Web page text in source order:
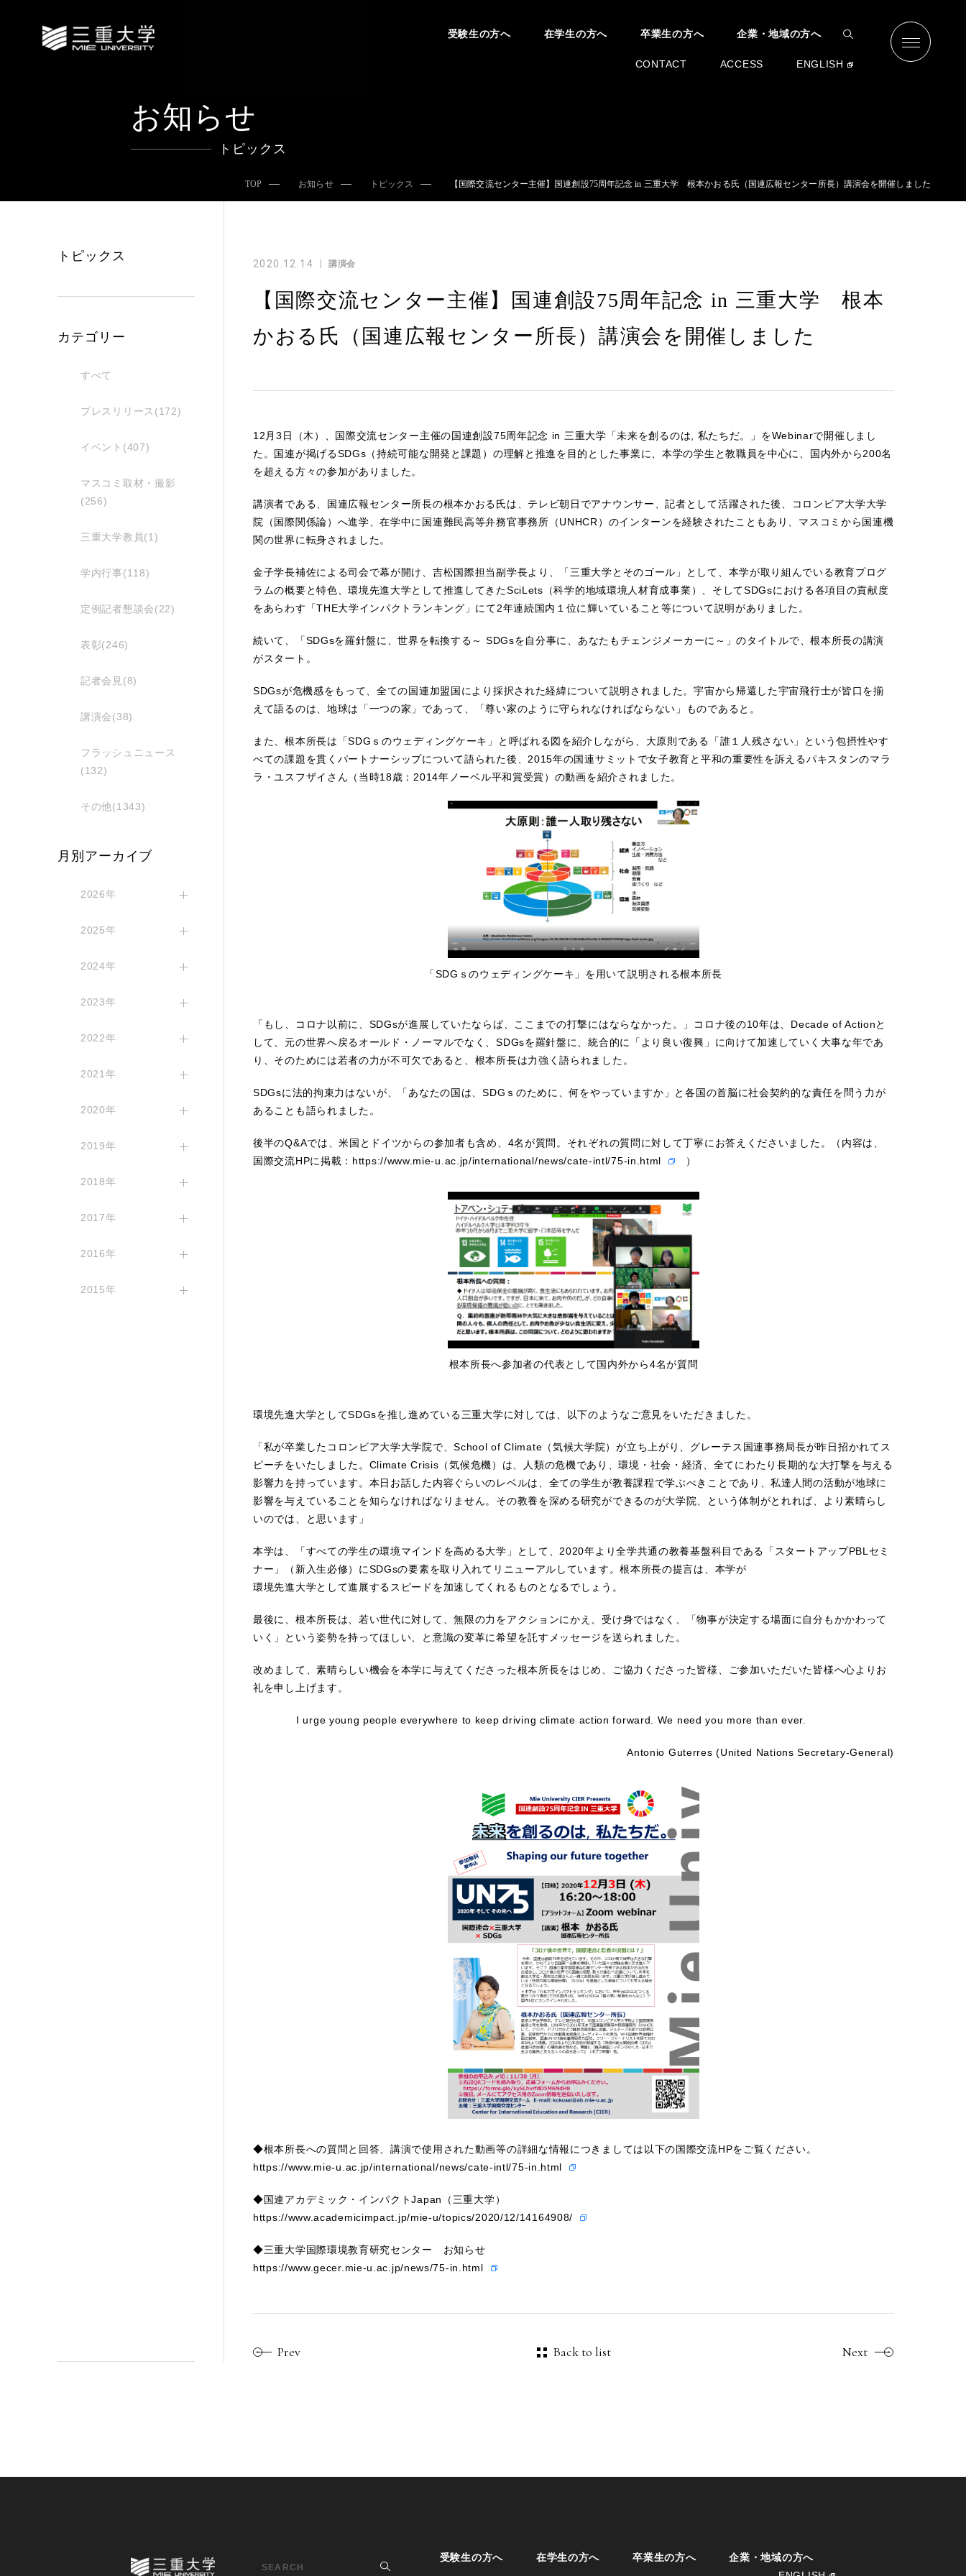
受験生の方へ 在学生の方へ 卒業生の方へ 企業・地域の方へ
CONTACT ACCESS ENGLISH
お知らせ
トピックス
TOP お知らせ トピックス 【国際交流センター主催】国連創設75周年記念 in 三重大学 根本かおる氏（国連広報センター所長）講演会を開催しました
2020.12.14 講演会
【国際交流センター主催】国連創設75周年記念 in 三重大学 根本
かおる氏（国連広報センター所長）講演会を開催しました
12月3日（木）、国際交流センター主催の国連創設75周年記念 in 三重大学「未来を創るのは, 私たちだ。」をWebinarで開催しまし
た。国連が掲げるSDGs（持続可能な開発と課題）の理解と推進を目的とした事業に、本学の学生と教職員を中心に、国内外から200名
を超える方々の参加がありました。
講演者である、国連広報センター所長の根本かおる氏は、テレビ朝日でアナウンサー、記者として活躍された後、コロンビア大学大学
院（国際関係論）へ進学、在学中に国連難民高等弁務官事務所（UNHCR）のインターンを経験されたこともあり、マスコミから国連機
関の世界に転身されました。
金子学長補佐による司会で幕が開け、吉松国際担当副学長より、「三重大学とそのゴール」として、本学が取り組んでいる教育プログ
ラムの概要と特色、環境先進大学として推進してきたSciLets（科学的地域環境人材育成事業）、そしてSDGsにおける各項目の貢献度
をあらわす「THE大学インパクトランキング」にて2年連続国内１位に輝いていること等について説明がありました。
続いて、「SDGsを羅針盤に、世界を転換する～ SDGsを自分事に、あなたもチェンジメーカーに～」のタイトルで、根本所長の講演
がスタート。
SDGsが危機感をもって、全ての国連加盟国により採択された経緯について説明されました。宇宙から帰還した宇宙飛行士が皆口を揃
えて語るのは、地球は「一つの家」であって、「尊い家のように守られなければならない」ものであると。
また、根本所長は「SDGｓのウェディングケーキ」と呼ばれる図を紹介しながら、大原則である「誰１人残さない」という包摂性やす
べての課題を貫くパートナーシップについて語られた後、2015年の国連サミットで女子教育と平和の重要性を訴えるパキスタンのマラ
ラ・ユスフザイさん（当時18歳：2014年ノーベル平和賞受賞）の動画を紹介されました。
「SDG ｓのウェディングケーキ」を用いて説明される根本所長
「もし、コロナ以前に、SDGsが進展していたならば、ここまでの打撃にはならなかった。」コロナ後の10年は、Decade of Actionと
して、元の世界へ戻るオールド・ノーマルでなく、SDGsを羅針盤に、統合的に「より良い復興」に向けて加速していく大事な年であ
り、そのためには若者の力が不可欠であると、根本所長は力強く語られました。
SDGsに法的拘束力はないが、「あなたの国は、SDGｓのために、何をやっていますか」と各国の首脳に社会契約的な責任を問う力が
あることも語られました。
後半のQ&Aでは、米国とドイツからの参加者も含め、4名が質問。それぞれの質問に対して丁寧にお答えくださいました。（内容は、
国際交流HPに掲載： https://www.mie-u.ac.jp/international/news/cate-intl/75-in.html ）
根本所長へ参加者の代表として国内外から4名が質問
環境先進大学としてSDGsを推し進めている三重大学に対しては、以下のようなご意見をいただきました。
「私が卒業したコロンビア大学大学院で、School of Climate（気候大学院）が立ち上がり、グレーテス国連事務局長が昨日招かれてス
ピーチをいたしました。Climate Crisis（気候危機）は、人類の危機であり、環境・社会・経済、全てにわたり長期的な大打撃を与える
影響力を持っています。本日お話した内容ぐらいのレベルは、全ての学生が教養課程で学ぶべきことであり、私達人間の活動が地球に
影響を与えていることを知らなければなりません。その教養を深める研究ができるのが大学院、という体制がとれれば、より素晴らし
いのでは、と思います」
本学は、「すべての学生の環境マインドを高める大学」として、2020年より全学共通の教養基盤科目である「スタートアップPBLセミ
ナー」（新入生必修）にSDGsの要素を取り入れてリニューアルしています。根本所長の提言は、本学が
環境先進大学として進展するスピードを加速してくれるものとなるでしょう。
最後に、根本所長は、若い世代に対して、無限の力をアクションにかえ、受け身ではなく、「物事が決定する場面に自分もかかわって
いく」という姿勢を持ってほしい、と意識の変革に希望を託すメッセージを送られました。
改めまして、素晴らしい機会を本学に与えてくださった根本所長をはじめ、ご協力くださった皆様、ご参加いただいた皆様へ心よりお
礼を申し上げます。
I urge young people everywhere to keep driving climate action forward. We need you more than ever.
Antonio Guterres (United Nations Secretary-General)
◆根本所長への質問と回答、講演で使用された動画等の詳細な情報につきましては以下の国際交流HPをご覧ください。
https://www.mie-u.ac.jp/international/news/cate-intl/75-in.html
◆国連アカデミック・インパクトJapan（三重大学）
https://www.academicimpact.jp/mie-u/topics/2020/12/14164908/
◆三重大学国際環境教育研究センター お知らせ
https://www.gecer.mie-u.ac.jp/news/75-in.html
Prev Back to list Next
トピックス
カテゴリー
すべて
プレスリリース(172)
イベント(407)
マスコミ取材・撮影
(256)
三重大学教員(1)
学内行事(118)
定例記者懇談会(22)
表彰(246)
記者会見(8)
講演会(38)
フラッシュニュース
(132)
その他(1343)
月別アーカイブ
2026年
2025年
2024年
2023年
2022年
2021年
2020年
2019年
2018年
2017年
2016年
2015年
受験生の方へ 在学生の方へ 卒業生の方へ
企業・地域の方へ